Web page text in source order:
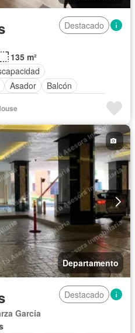
Destacado
135 m²
Asador
Balcón
Terraza
Permite mascotas
Departamento
Destacado
García